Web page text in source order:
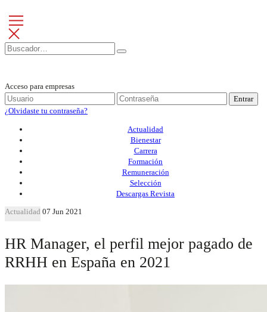
Acceso para empresas
Entrar
¿Olvidaste tu contraseña?
Actualidad
Bienestar
Carrera
Formación
Remuneración
Selección
Descargas Revista
Actualidad 07 Jun 2021
HR Manager, el perfil mejor pagado de
RRHH en España en 2021